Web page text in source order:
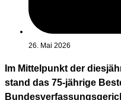
26. Mai 2026
Im Mittelpunkt der
stand das 75-jährige